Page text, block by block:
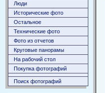
Люди
Исторические фото
Остальное
Технические фото
Фото из отчетов
Круговые панорамы
На рабочий стол
Покупка фотографий
Поиск фотографий